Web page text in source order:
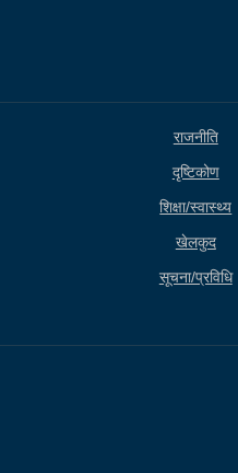
राजनीति
दृष्टिकोण
शिक्षा/स्वास्थ्य
खेलकुद
सूचना/प्रविधि